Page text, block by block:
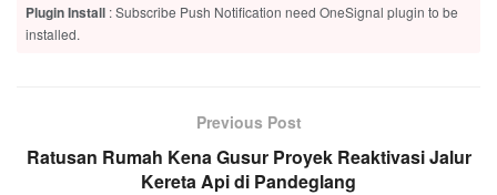
Plugin Install : Subscribe Push Notification need OneSignal plugin to be
installed.
Previous Post
Ratusan Rumah Kena Gusur Proyek Reaktivasi Jalur
Kereta Api di Pandeglang